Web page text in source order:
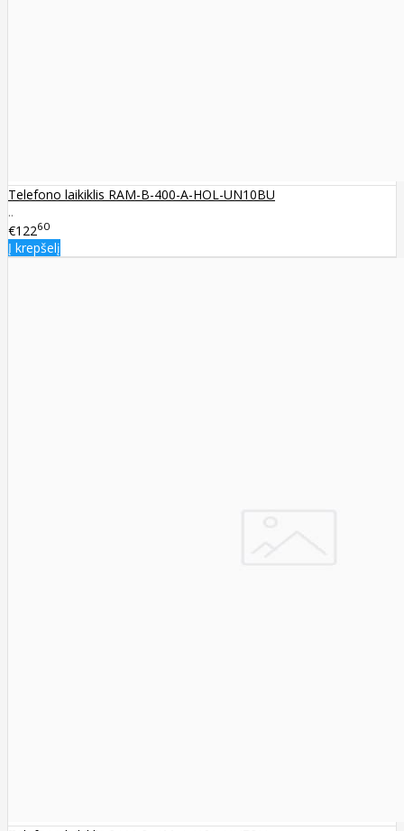
Telefono laikiklis RAM-B-400-A-HOL-UN10BU
..
€12260
Į krepšelį